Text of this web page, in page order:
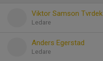
Viktor Samson Tvrdek
Ledare
Anders Egerstad
Ledare